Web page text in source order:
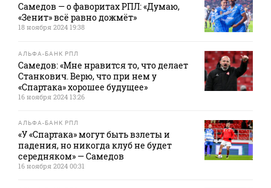
Самедов — о фаворитах РПЛ: «Думаю,
«Зенит» всё равно дожмёт»
18 ноября 2024 19:38
АЛЬФА-БАНК РПЛ
Самедов: «Мне нравится то, что делает
Станкович. Верю, что при нем у
«Спартака» хорошее будущее»
16 ноября 2024 13:26
АЛЬФА-БАНК РПЛ
«У «Спартака» могут быть взлеты и
падения, но никогда клуб не будет
середняком» — Самедов
16 ноября 2024 00:31